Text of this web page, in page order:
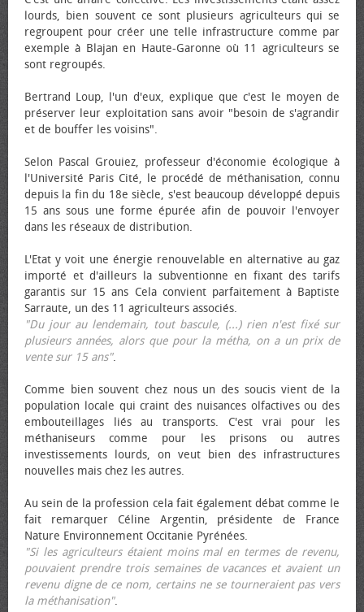
lourds, bien souvent ce sont plusieurs agriculteurs qui se
regroupent pour créer une telle infrastructure comme par
exemple à Blajan en Haute-Garonne où 11 agriculteurs se
sont regroupés.
Bertrand Loup, l'un d'eux, explique que c'est le moyen de
préserver leur exploitation sans avoir "besoin de s'agrandir
et de bouffer les voisins".
Selon Pascal Grouiez, professeur d'économie écologique à
l'Université Paris Cité, le procédé de méthanisation, connu
depuis la fin du 18e siècle, s'est beaucoup développé depuis
15 ans sous une forme épurée afin de pouvoir l'envoyer
dans les réseaux de distribution.
L'Etat y voit une énergie renouvelable en alternative au gaz
importé et d'ailleurs la subventionne en fixant des tarifs
garantis sur 15 ans Cela convient parfaitement à Baptiste
Sarraute, un des 11 agriculteurs associés.
"Du jour au lendemain, tout bascule, (...) rien n'est fixé sur
plusieurs années, alors que pour la métha, on a un prix de
vente sur 15 ans".
Comme bien souvent chez nous un des soucis vient de la
population locale qui craint des nuisances olfactives ou des
embouteillages liés au transports. C'est vrai pour les
méthaniseurs comme pour les prisons ou autres
investissements lourds, on veut bien des infrastructures
nouvelles mais chez les autres.
Au sein de la profession cela fait également débat comme le
fait remarquer Céline Argentin, présidente de France
Nature Environnement Occitanie Pyrénées.
"Si les agriculteurs étaient moins mal en termes de revenu,
pouvaient prendre trois semaines de vacances et avaient un
revenu digne de ce nom, certains ne se tourneraient pas vers
la méthanisation".